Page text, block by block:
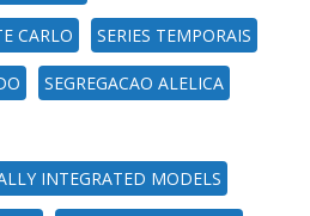
CARLO SERIES TEMPORAIS
SEGREGACAO ALELICA
INTEGRATED MODELS